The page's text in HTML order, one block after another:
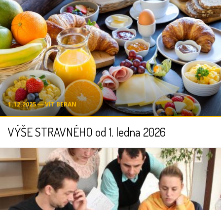
1.12.2025 ― VÍT BERAN
VÝŠE STRAVNÉHO od 1. ledna 2026